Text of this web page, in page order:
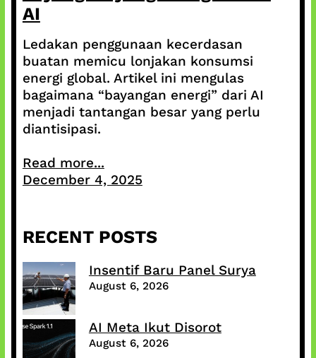
AI
Ledakan penggunaan kecerdasan
buatan memicu lonjakan konsumsi
energi global. Artikel ini mengulas
bagaimana “bayangan energi” dari AI
menjadi tantangan besar yang perlu
diantisipasi.
Read more...
December 4, 2025
RECENT POSTS
Insentif Baru Panel Surya
August 6, 2026
AI Meta Ikut Disorot
August 6, 2026